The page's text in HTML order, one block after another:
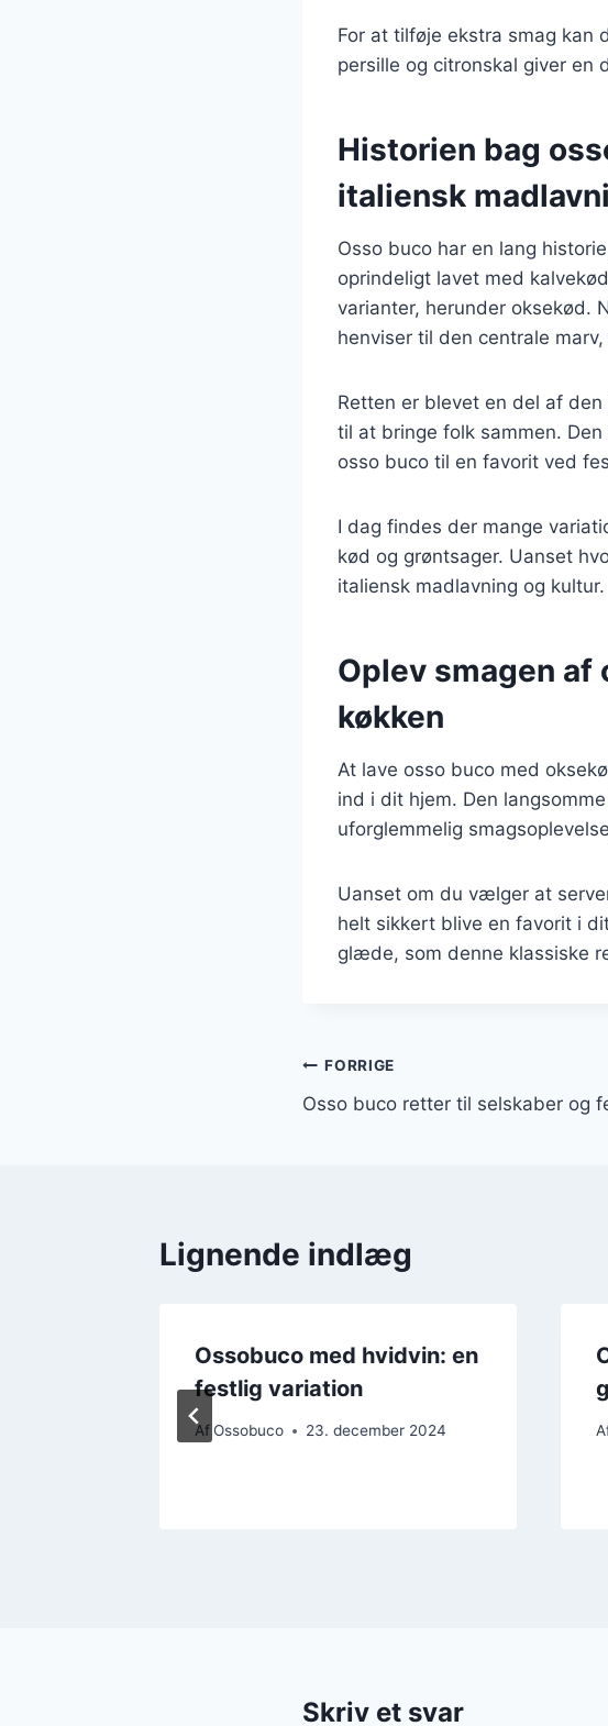
For at tilføje ekstra smag kan
persille og citronskal giver en
Historien bag
italiensk
Osso buco har en lang
oprindeligt lavet med
varianter, herunder oksekød.
henviser til den centrale
Retten er blevet en del af
til at bringe folk sammen.
osso buco til en favorit ved
I dag findes der mange
kød og grøntsager. Uanset
italiensk madlavning og kultur.
Oplev smagen af
køkken
At lave osso buco med
ind i dit hjem. Den
uforglemmelig
Uanset om du vælger at
helt sikkert blive en favorit i
glæde, som denne klassiske
Indlægsnavigation
FORRIGE
Osso buco retter til selskaber og
Lignende indlæg
Ossobuco med hvidvin: en
festlig variation
AfOssobuco 23. december 2024
Skriv et svar